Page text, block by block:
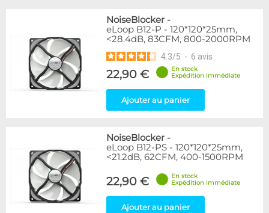
NoiseBlocker -
eLoop B12-P - 120*120*25mm,
<28.4dB, 83CFM, 800-2000RPM
4.3/5 - 6 avis
22,90 €
En stock
Expédition immédiate
Ajouter au panier
NoiseBlocker -
eLoop B12-PS - 120*120*25mm,
<21.2dB, 62CFM, 400-1500RPM
22,90 €
En stock
Expédition immédiate
Ajouter au panier